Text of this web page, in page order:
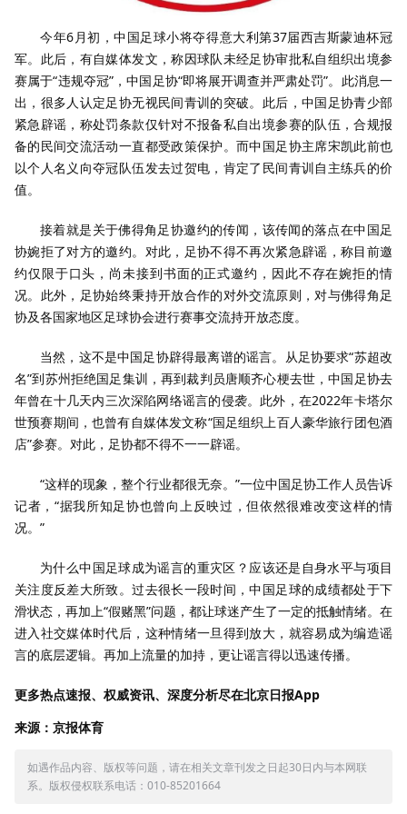
今年6月初，中国足球小将夺得意大利第37届西吉斯蒙迪杯冠
军。此后，有自媒体发文，称因球队未经足协审批私自组织出境参
赛属于“违规夺冠”，中国足协“即将展开调查并严肃处罚”。此消息一
出，很多人认定足协无视民间青训的突破。此后，中国足协青少部
紧急辟谣，称处罚条款仅针对不报备私自出境参赛的队伍，合规报
备的民间交流活动一直都受政策保护。而中国足协主席宋凯此前也
以个人名义向夺冠队伍发去过贺电，肯定了民间青训自主练兵的价
值。
接着就是关于佛得角足协邀约的传闻，该传闻的落点在中国足
协婉拒了对方的邀约。对此，足协不得不再次紧急辟谣，称目前邀
约仅限于口头，尚未接到书面的正式邀约，因此不存在婉拒的情
况。此外，足协始终秉持开放合作的对外交流原则，对与佛得角足
协及各国家地区足球协会进行赛事交流持开放态度。
当然，这不是中国足协辟得最离谱的谣言。从足协要求“苏超改
名”到苏州拒绝国足集训，再到裁判员唐顺齐心梗去世，中国足协去
年曾在十几天内三次深陷网络谣言的侵袭。此外，在2022年卡塔尔
世预赛期间，也曾有自媒体发文称“国足组织上百人豪华旅行团包酒
店”参赛。对此，足协都不得不一一辟谣。
“这样的现象，整个行业都很无奈。”一位中国足协工作人员告诉
记者，“据我所知足协也曾向上反映过，但依然很难改变这样的情
况。”
为什么中国足球成为谣言的重灾区？应该还是自身水平与项目
关注度反差大所致。过去很长一段时间，中国足球的成绩都处于下
滑状态，再加上“假赌黑”问题，都让球迷产生了一定的抵触情绪。在
进入社交媒体时代后，这种情绪一旦得到放大，就容易成为编造谣
言的底层逻辑。再加上流量的加持，更让谣言得以迅速传播。
更多热点速报、权威资讯、深度分析尽在北京日报App
来源：京报体育
如遇作品内容、版权等问题，请在相关文章刊发之日起30日内与本网联
系。版权侵权联系电话：010-85201664